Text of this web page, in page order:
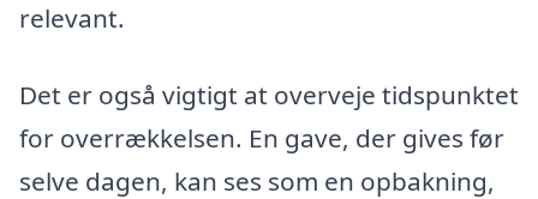
relevant.
Det er også vigtigt at overveje tidspunktet
for overrækkelsen. En gave, der gives før
selve dagen, kan ses som en opbakning,